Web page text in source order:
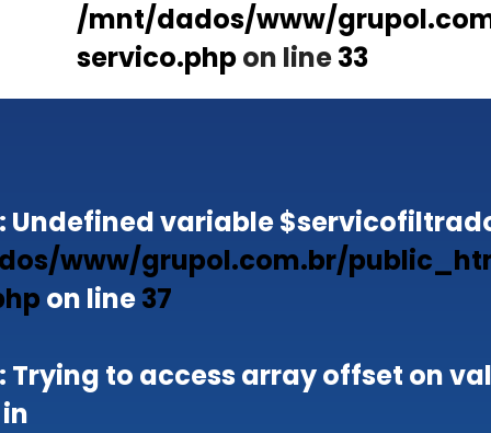
/mnt/dados/www/
servico.phpon line33
Undefined variable
www/grupol.com.br/
on line37
Trying to access array offset on